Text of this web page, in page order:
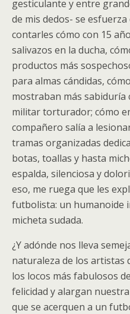
gesticulante y entre
de mis dedos- se
contarles cómo con 15
salivazos en la ducha,
productos más
para almas cándidas,
mostraban más sabiduría
militar torturador; cómo
compañero salía a
tramas organizadas
botas, toallas y hasta
espalda, silenciosa y
eso, me ruega que les
futbolista: un humanoide
micheta sudada.
¿Y adónde nos lleva
naturaleza de los artistas
los locos más fabulosos
felicidad y alargan
que se acerquen a un